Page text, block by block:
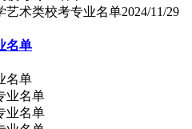
艺术类校考专业名单2024/11/29
名单
名单